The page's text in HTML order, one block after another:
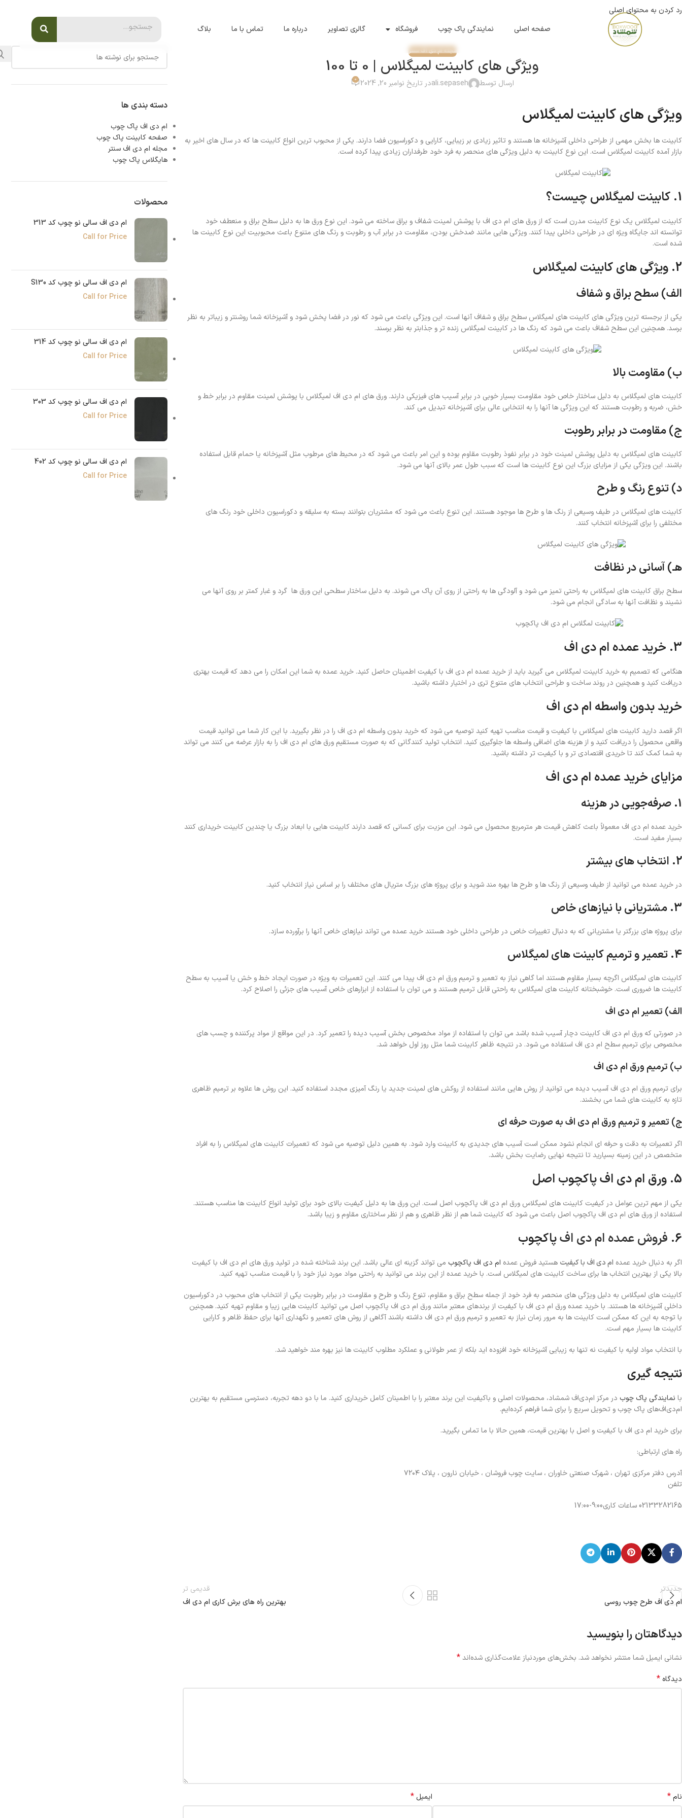
رد کردن به محتوای اصلی
صفحه اصلی
نمایندگی پاک چوب فروشگاه گالری تصاویر درباره ما تماس با ما بلاگ
مجله ام دی اف سنتر
ویژگی‌ های کابینت لمیگلاس | 0 تا 100
ارسال توسط ali.sepasehدر تاریخ نوامبر 20, 2024 0
ویژگی‌ های کابینت لمیگلاس
کابینت‌ ها بخش مهمی از طراحی داخلی آشپزخانه‌ ها هستند و تاثیر زیادی بر زیبایی، کارایی و دکوراسیون فضا دارند. یکی از محبوب‌ ترین انواع کابینت‌ ها که در سال‌ های اخیر به
بازار آمده کابینت لمیگلاس است. این نوع کابینت به دلیل ویژگی‌ های منحصر به فرد خود طرفداران زیادی پیدا کرده است.
1. کابینت لمیگلاس چیست؟
کابینت لمیگلاس یک نوع کابینت مدرن است که از ورق‌ های ام دی اف با پوشش لمینت شفاف و براق ساخته می‌ شود. این نوع ورق‌ ها به دلیل سطح براق و منعطف خود
توانسته‌ اند جایگاه ویژه‌ ای در طراحی داخلی پیدا کنند. ویژگی‌ هایی مانند ضدخش بودن، مقاومت در برابر آب و رطوبت و رنگ‌ های متنوع باعث محبوبیت این نوع کابینت‌ ها
شده است.
2. ویژگی‌ های کابینت لمیگلاس
الف) سطح براق و شفاف
یکی از برجسته‌ ترین ویژگی‌ های کابینت‌ های لمیگلاس سطح براق و شفاف آنها است. این ویژگی باعث می‌ شود که نور در فضا پخش شود و آشپزخانه شما روشنتر و زیباتر به نظر
برسد. همچنین این سطح شفاف باعث می‌ شود که رنگ‌ ها در کابینت لمیگلاس زنده‌ تر و جذابتر به نظر برسند.
ب) مقاومت بالا
کابینت‌ های لمیگلاس به دلیل ساختار خاص خود مقاومت بسیار خوبی در برابر آسیب های فیزیکی دارند. ورق‌ های ام دی اف لمیگلاس با پوشش لمینت مقاوم در برابر خط و
خش، ضربه و رطوبت هستند که این ویژگی‌ ها آنها را به انتخابی عالی برای آشپزخانه تبدیل می‌ کند.
ج) مقاومت در برابر رطوبت
کابینت‌ های لمیگلاس به دلیل پوشش لمینت خود در برابر نفوذ رطوبت مقاوم بوده و این امر باعث می‌ شود که در محیط‌ های مرطوب مثل آشپزخانه یا حمام قابل استفاده
باشند. این ویژگی یکی از مزایای بزرگ این نوع کابینت‌ ها است که سبب طول عمر بالای آنها می‌ شود.
د) تنوع رنگ و طرح
کابینت‌ های لمیگلاس در طیف وسیعی از رنگ‌ ها و طرح‌ ها موجود هستند. این تنوع باعث می‌ شود که مشتریان بتوانند بسته به سلیقه و دکوراسیون داخلی خود رنگ‌ های
مختلفی را برای آشپزخانه انتخاب کنند.
هـ) آسانی در نظافت
سطح براق کابینت‌ های لمیگلاس به راحتی تمیز می‌ شود و آلودگی‌ ها به راحتی از روی آن پاک می‌ شوند. به دلیل ساختار سطحی این ورق‌ ها گرد و غبار کمتر بر روی آنها می‌
نشیند و نظافت آنها به سادگی انجام می‌ شود.
3. خرید عمده ام دی اف
هنگامی که تصمیم به خرید کابینت لمیگلاس می‌ گیرید باید از خرید عمده ام دی اف با کیفیت اطمینان حاصل کنید. خرید عمده به شما این امکان را می‌ دهد که قیمت بهتری
دریافت کنید و همچنین در روند ساخت و طراحی انتخاب‌ های متنوع‌ تری در اختیار داشته باشید.
خرید بدون واسطه ام دی اف
اگر قصد دارید کابینت‌ های لمیگلاس با کیفیت و قیمت مناسب تهیه کنید توصیه می‌ شود که خرید بدون واسطه ام دی اف را در نظر بگیرید. با این کار شما می‌ توانید قیمت
واقعی محصول را دریافت کنید و از هزینه‌ های اضافی واسطه‌ ها جلوگیری کنید. انتخاب تولید کنندگانی که به صورت مستقیم ورق‌ های ام دی اف را به بازار عرضه می‌ کنند می‌ تواند
به شما کمک کند تا خریدی اقتصادی‌ تر و با کیفیت‌ تر داشته باشید.
مزایای خرید عمده ام دی اف
1. صرفه‌جویی در هزینه
خرید عمده ام دی اف معمولاً باعث کاهش قیمت هر مترمربع محصول می‌ شود. این مزیت برای کسانی که قصد دارند کابینت‌ هایی با ابعاد بزرگ یا چندین کابینت خریداری کنند
بسیار مفید است.
2. انتخاب‌ های بیشتر
در خرید عمده می‌ توانید از طیف وسیعی از رنگ‌ ها و طرح‌ ها بهره‌ مند شوید و برای پروژه‌ های بزرگ متریال‌ های مختلف را بر اساس نیاز انتخاب کنید.
3. مشتریانی با نیازهای خاص
برای پروژه‌ های بزرگتر یا مشتریانی که به دنبال تغییرات خاص در طراحی داخلی خود هستند خرید عمده می‌ تواند نیازهای خاص آنها را برآورده سازد.
4. تعمیر و ترمیم کابینت‌ های لمیگلاس
کابینت‌ های لمیگلاس اگرچه بسیار مقاوم هستند اما گاهی نیاز به تعمیر و ترمیم ورق ام دی اف پیدا می‌ کنند. این تعمیرات به ویژه در صورت ایجاد خط و خش یا آسیب به سطح
کابینت‌ ها ضروری است. خوشبختانه کابینت‌ های لمیگلاس به راحتی قابل ترمیم هستند و می‌ توان با استفاده از ابزارهای خاص آسیب های جزئی را اصلاح کرد.
الف) تعمیر ام دی اف
در صورتی که ورق ام دی اف کابینت دچار آسیب شده باشد می‌ توان با استفاده از مواد مخصوص بخش آسیب دیده را تعمیر کرد. در این مواقع از مواد پرکننده و چسب‌ های
مخصوص برای ترمیم سطح ام دی اف استفاده می‌ شود. در نتیجه ظاهر کابینت شما مثل روز اول خواهد شد.
ب) ترمیم ورق ام دی اف
برای ترمیم ورق ام دی اف آسیب‌ دیده می‌ توانید از روش‌ هایی مانند استفاده از روکش‌ های لمینت جدید یا رنگ‌ آمیزی مجدد استفاده کنید. این روش‌ ها علاوه بر ترمیم ظاهری
تازه به کابینت‌ های شما می‌ بخشند.
ج) تعمیر و ترمیم ورق ام دی اف به صورت حرفه‌ ای
اگر تعمیرات به دقت و حرفه‌ ای انجام نشود ممکن است آسیب های جدیدی به کابینت وارد شود. به همین دلیل توصیه می‌ شود که تعمیرات کابینت‌ های لمیگلاس را به افراد
متخصص در این زمینه بسپارید تا نتیجه نهایی رضایت‌ بخش باشد.
5. ورق ام دی اف پاکچوب اصل
یکی از مهم‌ ترین عوامل در کیفیت کابینت‌ های لمیگلاس ورق ام دی اف پاکچوب اصل است. این ورق‌ ها به دلیل کیفیت بالای خود برای تولید انواع کابینت‌ ها مناسب هستند.
استفاده از ورق‌ های ام دی اف پاکچوب اصل باعث می‌ شود که کابینت شما هم از نظر ظاهری و هم از نظر ساختاری مقاوم و زیبا باشد.
6. فروش عمده ام دی افپاکچوب
اگر به دنبال خرید عمده ام دی اف با کیفیت هستید فروش عمده ام دی اف پاکچوب می‌ تواند گزینه‌ ای عالی باشد. این برند شناخته‌ شده در تولید ورق‌ های ام دی اف با کیفیت
بالا یکی از بهترین انتخاب‌ ها برای ساخت کابینت‌ های لمیگلاس است. با خرید عمده از این برند می‌ توانید به راحتی مواد مورد نیاز خود را با قیمت مناسب تهیه کنید.
کابینت‌ های لمیگلاس به دلیل ویژگی‌ های منحصر به فرد خود از جمله سطح براق و مقاوم، تنوع رنگ و طرح و مقاومت در برابر رطوبت یکی از انتخاب‌ های محبوب در دکوراسیون
داخلی آشپزخانه‌ ها هستند. با خرید عمده ورق ام دی اف با کیفیت از برندهای معتبر مانند ورق ام دی اف پاکچوب اصل می‌ توانید کابینت‌ هایی زیبا و مقاوم تهیه کنید. همچنین
با توجه به این که ممکن است کابینت‌ ها به مرور زمان نیاز به تعمیر و ترمیم ورق ام دی اف داشته باشند آگاهی از روش‌ های تعمیر و نگهداری آنها برای حفظ ظاهر و کارایی
کابینت‌ ها بسیار مهم است.
با انتخاب مواد اولیه با کیفیت نه تنها به زیبایی آشپزخانه خود افزوده‌ اید بلکه از عمر طولانی و عملکرد مطلوب کابینت‌ ها نیز بهره‌ مند خواهید شد.
نتیجه گیری
با نمایندگی پاک چوب در مرکز ام‌دی‌اف شمشاد، محصولات اصلی و باکیفیت این برند معتبر را با اطمینان کامل خریداری کنید. ما با دو دهه تجربه، دسترسی مستقیم به بهترین
ام‌دی‌اف‌های پاک چوب و تحویل سریع را برای شما فراهم کرده‌ایم.
برای خرید ام دی اف با کیفیت و اصل با بهترین قیمت، همین حالا با ما تماس بگیرید.
راه های ارتباطی:
آدرس دفتر مرکزی تهران ، شهرک صنعتی خاوران ، سایت چوب فروشان ، خیابان نارون ، پلاک ۷۲۰۴
تلفن
02133282165 ساعات کاری9:00-17:00
جدیدتر
ام دی اف طرح چوب روسی
قدیمی تر
بهترین راه های برش کاری ام دی اف
دیدگاهتان را بنویسید
نشانی ایمیل شما منتشر نخواهد شد. بخش‌های موردنیاز علامت‌گذاری شده‌اند*
دیدگاه *
نام* ایمیل *
دسته بندی ها
ام دی اف پاک چوب
صفحه کابینت پاک چوب
مجله ام دی اف سنتر
هایگلاس پاک چوب
محصولات
ام دی اف سالی نو چوب کد 313
Call for Price
ام دی اف سالی نو چوب کد S130
Call for Price
ام دی اف سالی نو چوب کد 314
Call for Price
ام دی اف سالی نو چوب کد 303
Call for Price
ام دی اف سالی نو چوب کد 402
Call for Price